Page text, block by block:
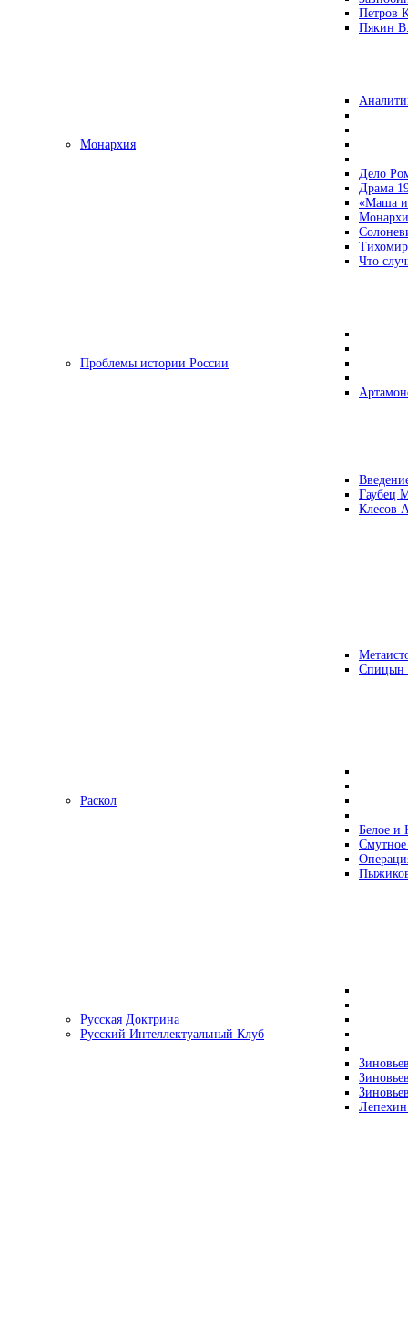
Петров
Пякин
Монархия
Дело
Драма
«Маша и
Что
Проблемы истории России
Гаубец
Клесов
Раскол
Белое и
Русская Доктрина
Русский Интеллектуальный Клуб